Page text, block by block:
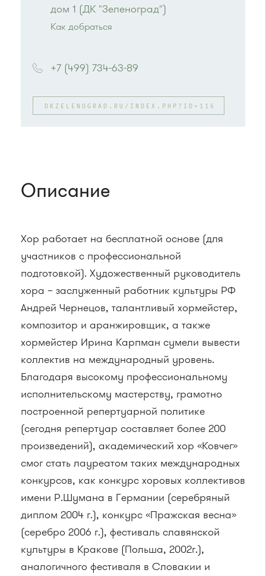
дом 1 (ДК "Зеленоград")
Как добраться
Автобусы № 1, 2.
Маршрутка № 419м, 720м, 903
Автобусы № 2, 6, 7, 10, 19.
Маршрутка № 419м, 476м, 720м, 903
+7 (499) 734-63-89
DKZELENOGRAD.RU/INDEX.PHP?ID=116
Описание
Хор работает на бесплатной основе (для
участников с профессиональной
подготовкой). Художественный руководитель
хора – заслуженный работник культуры РФ
Андрей Чернецов, талантливый хормейстер,
композитор и аранжировщик, а также
хормейстер Ирина Карпман сумели вывести
коллектив на международный уровень.
Благодаря высокому профессиональному
исполнительскому мастерству, грамотно
построенной репертуарной политике
(сегодня репертуар составляет более 200
произведений), академический хор «Ковчег»
смог стать лауреатом таких международных
конкурсов, как конкурс хоровых коллективов
имени Р.Шумана в Германии (серебряный
диплом 2004 г.), конкурс «Пражская весна»
(серебро 2006 г.), фестиваль славянской
культуры в Кракове (Польша, 2002г.),
аналогичного фестиваля в Словакии и